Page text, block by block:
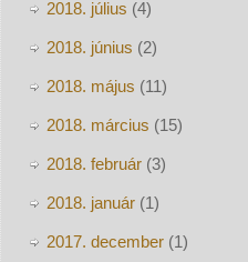
2018. július (4)
2018. június (2)
2018. május (11)
2018. március (15)
2018. február(3)
2018. január(1)
2017. december(1)